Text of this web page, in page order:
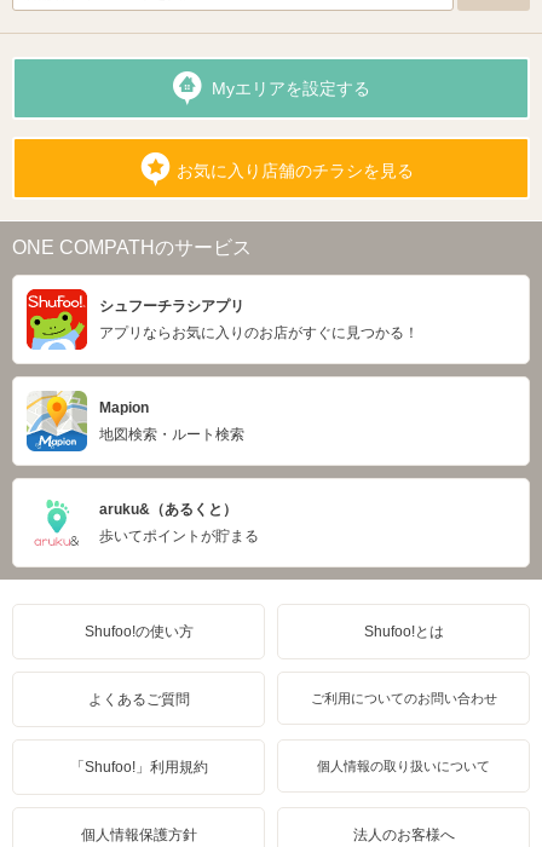
Myエリアを設定する
お気に入り店舗のチラシを見る
ONE COMPATHのサービス
シュフーチラシアプリ
アプリならお気に入りのお店がすぐに見つかる！
Mapion
地図検索・ルート検索
aruku&（あるくと）
歩いてポイントが貯まる
Shufoo!の使い方 Shufoo!とは
よくあるご質問 ご利用についてのお問い合わせ
「Shufoo!」利用規約 個人情報の取り扱いについて
個人情報保護方針 法人のお客様へ